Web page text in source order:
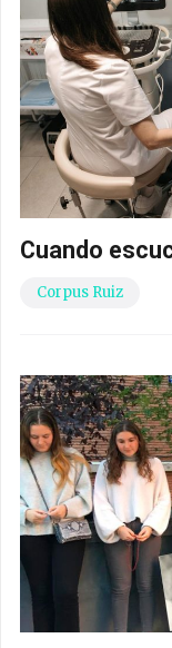
Cuando
Corpus Ruiz